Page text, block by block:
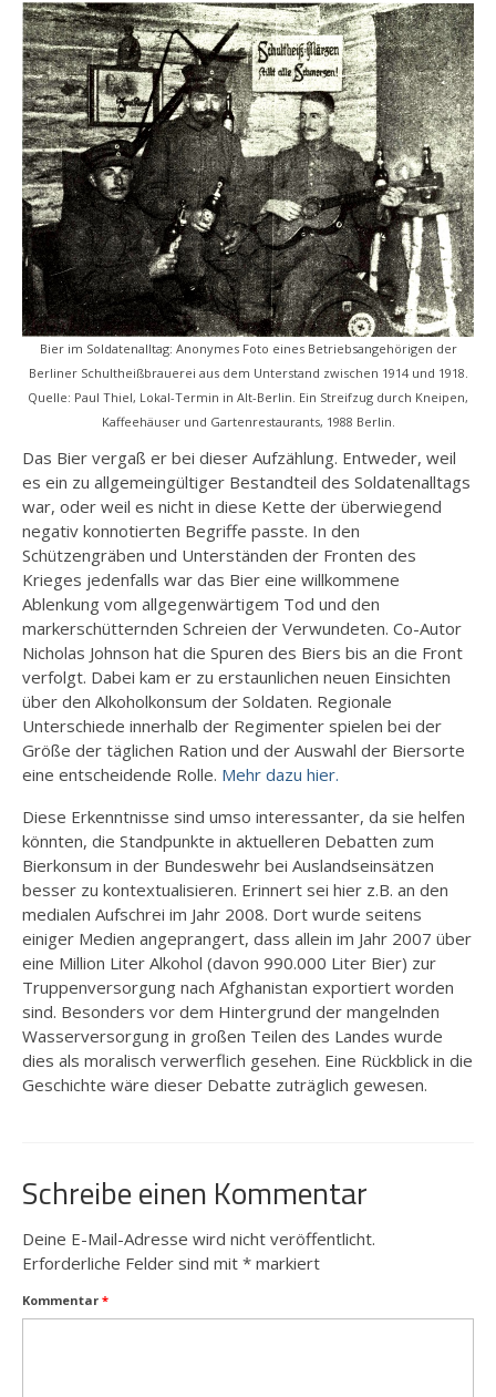
Bier im Soldatenalltag: Anonymes Foto eines Betriebsangehörigen der
Berliner Schultheißbrauerei aus dem Unterstand zwischen 1914 und 1918.
Quelle: Paul Thiel, Lokal-Termin in Alt-Berlin. Ein Streifzug durch Kneipen,
Kaffeehäuser und Gartenrestaurants, 1988 Berlin.
Das Bier vergaß er bei dieser Aufzählung. Entweder, weil
es ein zu allgemeingültiger Bestandteil des Soldatenalltags
war, oder weil es nicht in diese Kette der überwiegend
negativ konnotierten Begriffe passte. In den
Schützengräben und Unterständen der Fronten des
Krieges jedenfalls war das Bier eine willkommene
Ablenkung vom allgegenwärtigem Tod und den
markerschütternden Schreien der Verwundeten. Co-Autor
Nicholas Johnson hat die Spuren des Biers bis an die Front
verfolgt. Dabei kam er zu erstaunlichen neuen Einsichten
über den Alkoholkonsum der Soldaten. Regionale
Unterschiede innerhalb der Regimenter spielen bei der
Größe der täglichen Ration und der Auswahl der Biersorte
eine entscheidende Rolle. Mehr dazu hier.
Diese Erkenntnisse sind umso interessanter, da sie helfen
könnten, die Standpunkte in aktuelleren Debatten zum
Bierkonsum in der Bundeswehr bei Auslandseinsätzen
besser zu kontextualisieren. Erinnert sei hier z.B. an den
medialen Aufschrei im Jahr 2008. Dort wurde seitens
einiger Medien angeprangert, dass allein im Jahr 2007 über
eine Million Liter Alkohol (davon 990.000 Liter Bier) zur
Truppenversorgung nach Afghanistan exportiert worden
sind. Besonders vor dem Hintergrund der mangelnden
Wasserversorgung in großen Teilen des Landes wurde
dies als moralisch verwerflich gesehen. Eine Rückblick in die
Geschichte wäre dieser Debatte zuträglich gewesen.
Schreibe einen Kommentar
Deine E-Mail-Adresse wird nicht veröffentlicht.
Erforderliche Felder sind mit * markiert
Kommentar *